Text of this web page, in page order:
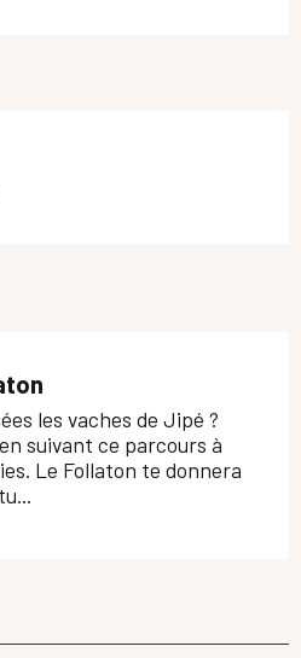
les vaches de Jipé ?
suivant ce parcours à
Le Follaton te donnera